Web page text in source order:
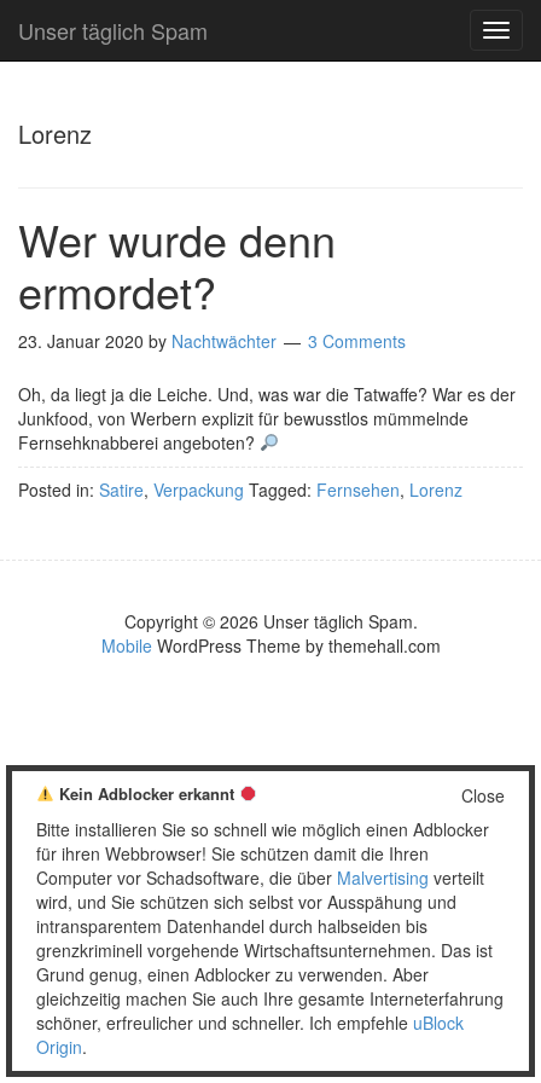
Unser täglich Spam
Lorenz
Wer wurde denn
ermordet?
23. Januar 2020 by Nachtwächter 3 Comments
Oh, da liegt ja die Leiche. Und, was war die Tatwaffe? War es der
Junkfood, von Werbern explizit für bewusstlos mümmelnde
Fernsehknabberei angeboten?
Posted in: Satire, Verpackung Tagged: Fernsehen, Lorenz
Copyright © 2026 Unser täglich Spam.
MobileWordPress Theme by themehall.com
Close
Kein Adblocker erkannt
Bitte installieren Sie so schnell wie möglich einen Adblocker
für ihren Webbrowser! Sie schützen damit die Ihren
Computer vor Schadsoftware, die über Malvertising verteilt
wird, und Sie schützen sich selbst vor Ausspähung und
intransparentem Datenhandel durch halbseiden bis
grenzkriminell vorgehende Wirtschaftsunternehmen. Das ist
Grund genug, einen Adblocker zu verwenden. Aber
gleichzeitig machen Sie auch Ihre gesamte Interneterfahrung
schöner, erfreulicher und schneller. Ich empfehle uBlock
Origin.